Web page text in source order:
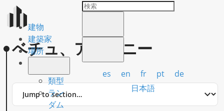
建物
建築家
場所
類型
ラン
ダム
es en fr pt
de
日本語
ベチュ、アンソニー
Jump